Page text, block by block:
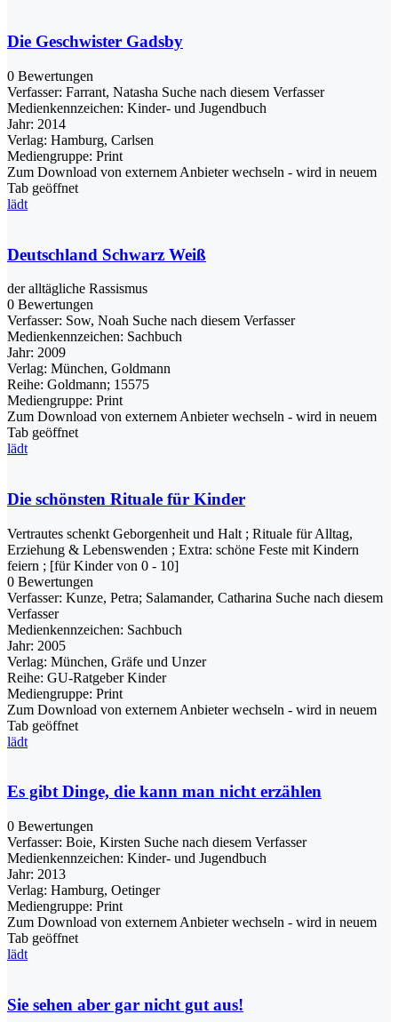
Die Geschwister Gadsby
0 Bewertungen
Verfasser: Farrant, Natasha Suche nach diesem Verfasser
Medienkennzeichen: Kinder- und Jugendbuch
Jahr: 2014
Verlag: Hamburg, Carlsen
Mediengruppe: Print
Zum Download von externem Anbieter wechseln - wird in neuem
Tab geöffnet
lädt
Deutschland Schwarz Weiß
der alltägliche Rassismus
0 Bewertungen
Verfasser: Sow, Noah Suche nach diesem Verfasser
Medienkennzeichen: Sachbuch
Jahr: 2009
Verlag: München, Goldmann
Reihe: Goldmann; 15575
Mediengruppe: Print
Zum Download von externem Anbieter wechseln - wird in neuem
Tab geöffnet
lädt
Die schönsten Rituale für Kinder
Vertrautes schenkt Geborgenheit und Halt ; Rituale für Alltag,
Erziehung & Lebenswenden ; Extra: schöne Feste mit Kindern
feiern ; [für Kinder von 0 - 10]
0 Bewertungen
Verfasser: Kunze, Petra; Salamander, Catharina Suche nach diesem
Verfasser
Medienkennzeichen: Sachbuch
Jahr: 2005
Verlag: München, Gräfe und Unzer
Reihe: GU-Ratgeber Kinder
Mediengruppe: Print
Zum Download von externem Anbieter wechseln - wird in neuem
Tab geöffnet
lädt
Es gibt Dinge, die kann man nicht erzählen
0 Bewertungen
Verfasser: Boie, Kirsten Suche nach diesem Verfasser
Medienkennzeichen: Kinder- und Jugendbuch
Jahr: 2013
Verlag: Hamburg, Oetinger
Mediengruppe: Print
Zum Download von externem Anbieter wechseln - wird in neuem
Tab geöffnet
lädt
Sie sehen aber gar nicht gut aus!